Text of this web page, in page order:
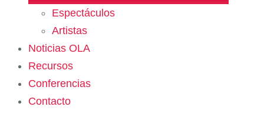
Espectáculos
Artistas
Noticias OLA
Recursos
Conferencias
Contacto